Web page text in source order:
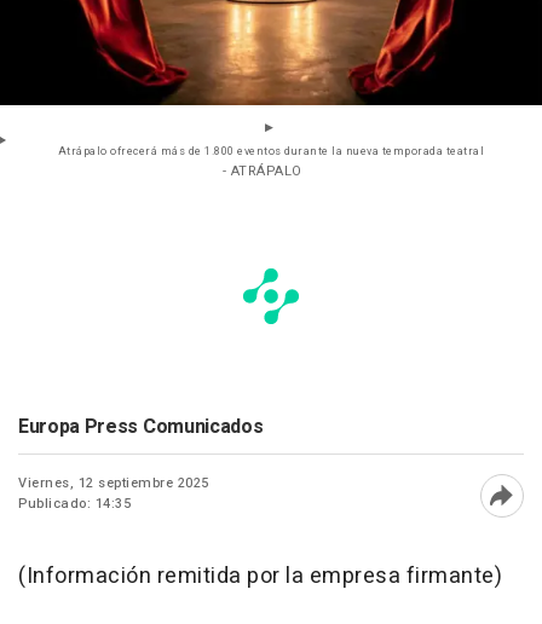
Atrápalo ofrecerá más de 1.800 eventos durante la nueva temporada teatral
- ATRÁPALO
Europa Press Comunicados
Viernes, 12 septiembre 2025
Publicado: 14:35
(Información remitida por la empresa firmante)